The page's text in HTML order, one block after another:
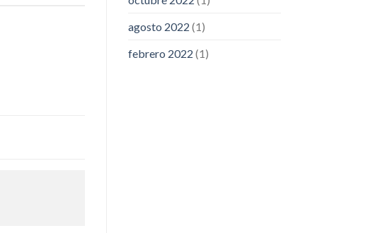
agosto 2022 (1)
febrero 2022 (1)